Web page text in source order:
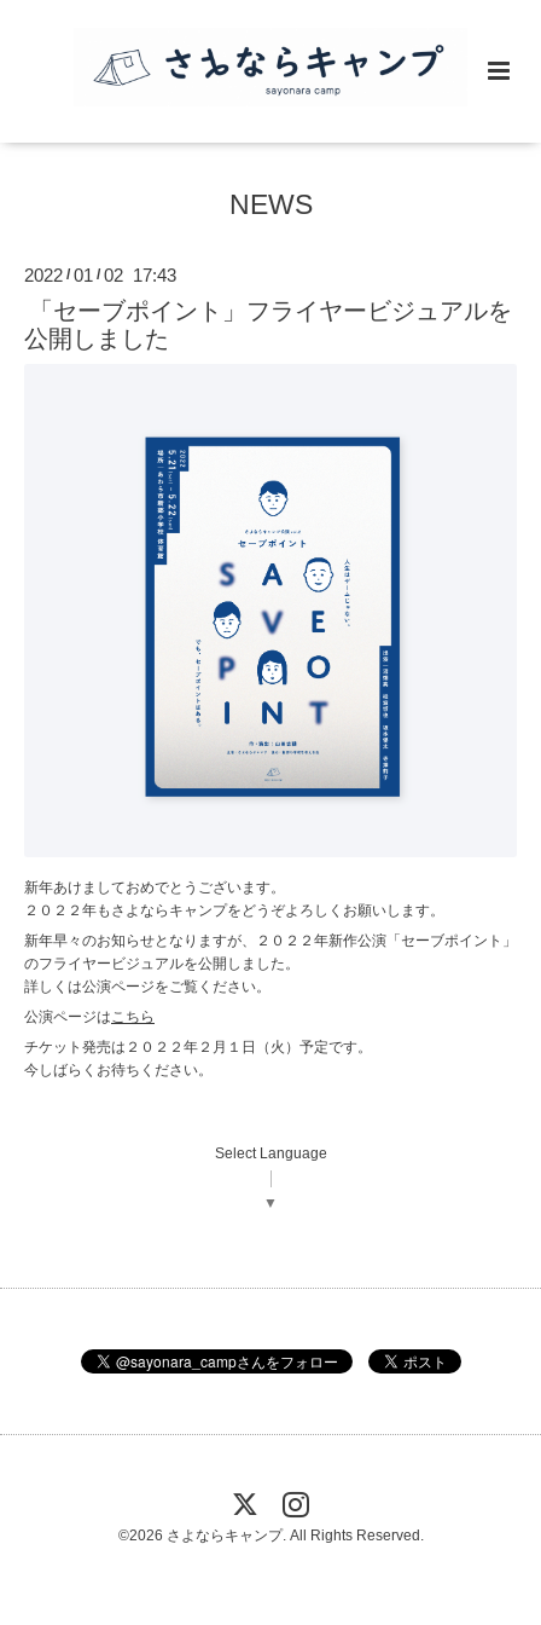
NEWS
2022 /01 /02 17:43
「セーブポイント」フライヤービジュアルを
公開しました
新年あけましておめでとうございます。
２０２２年もさよならキャンプをどうぞよろしくお願いします。
新年早々のお知らせとなりますが、２０２２年新作公演「セーブポイント」
のフライヤービジュアルを公開しました。
詳しくは公演ページをご覧ください。
公演ページはこちら
チケット発売は２０２２年２月１日（火）予定です。
今しばらくお待ちください。
Select Language
▼
©2026 さよならキャンプ. All Rights Reserved.